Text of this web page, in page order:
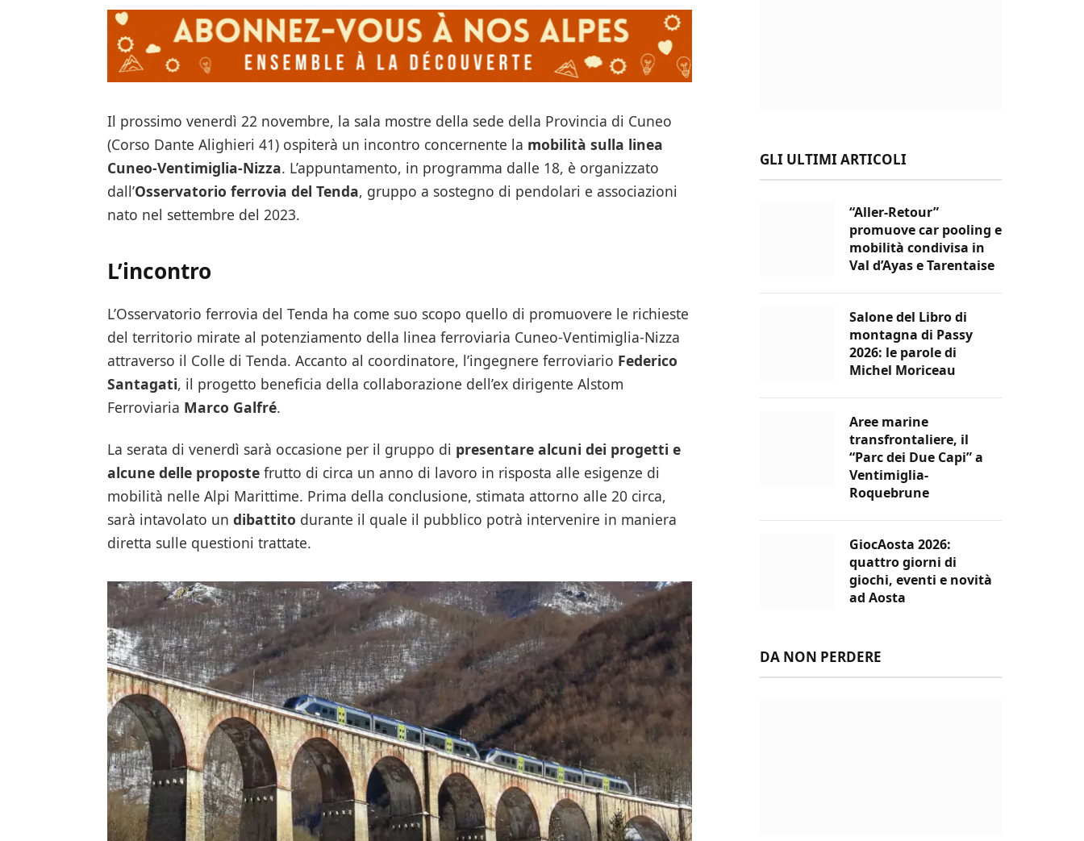
Il prossimo venerdì 22 novembre, la sala mostre della sede della Provincia di Cuneo
(Corso Dante Alighieri 41) ospiterà un incontro concernente la mobilità sulla linea
Cuneo-Ventimiglia-Nizza. L’appuntamento, in programma dalle 18, è organizzato
dall’Osservatorio ferrovia del Tenda, gruppo a sostegno di pendolari e associazioni
nato nel settembre del 2023.
L’incontro
L’Osservatorio ferrovia del Tenda ha come suo scopo quello di promuovere le richieste
del territorio mirate al potenziamento della linea ferroviaria Cuneo-Ventimiglia-Nizza
attraverso il Colle di Tenda. Accanto al coordinatore, l’ingegnere ferroviario Federico
Santagati, il progetto beneficia della collaborazione dell’ex dirigente Alstom
Ferroviaria Marco Galfré.
La serata di venerdì sarà occasione per il gruppo di presentare alcuni dei progetti e
alcune delle propostefrutto di circa un anno di lavoro in risposta alle esigenze di
mobilità nelle Alpi Marittime. Prima della conclusione, stimata attorno alle 20 circa,
sarà intavolato un dibattito durante il quale il pubblico potrà intervenire in maniera
diretta sulle questioni trattate.
GLI ULTIMI ARTICOLI
“Aller-Retour”
promuove car pooling e
mobilità condivisa in
Val d’Ayas e Tarentaise
Salone del Libro di
montagna di Passy
2026: le parole di
Michel Moriceau
Aree marine
transfrontaliere, il
“Parc dei Due Capi” a
Ventimiglia-
Roquebrune
GiocAosta 2026:
quattro giorni di
giochi, eventi e novità
ad Aosta
DA NON PERDERE